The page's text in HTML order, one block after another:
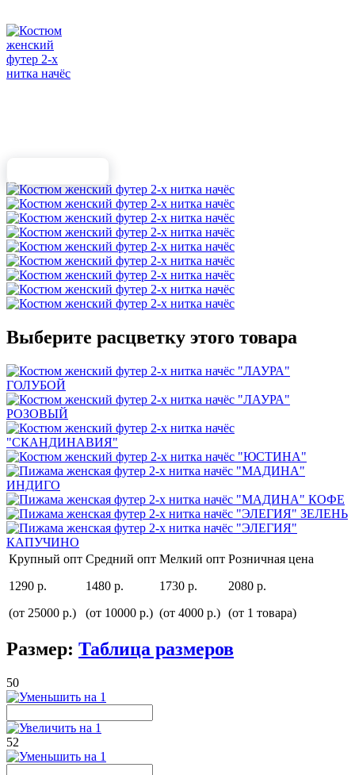
Выберите расцветку этого товара
Крупный опт
1290 р.
(от 25000 р.)
Средний опт
1480 р.
(от 10000 р.)
Мелкий опт
1730 р.
(от 4000 р.)
Розничная цена
2080 р.
(от 1 товара)
Размер: Таблица размеров
50
52